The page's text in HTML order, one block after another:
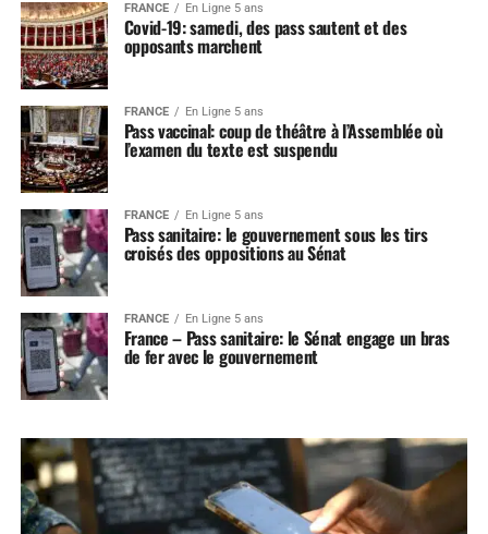
FRANCE En Ligne 5 ans
Covid-19: samedi, des pass sautent et des
opposants marchent
FRANCE En Ligne 5 ans
Pass vaccinal: coup de théâtre à l’Assemblée où
l’examen du texte est suspendu
FRANCE En Ligne 5 ans
Pass sanitaire: le gouvernement sous les tirs
croisés des oppositions au Sénat
FRANCE En Ligne 5 ans
France – Pass sanitaire: le Sénat engage un bras
de fer avec le gouvernement